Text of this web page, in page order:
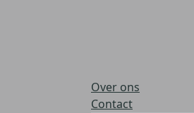
Over ons
Contact